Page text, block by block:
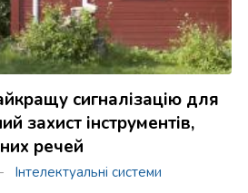
сигналізацію для
захист інструментів,
речей
Інтелектуальні системи